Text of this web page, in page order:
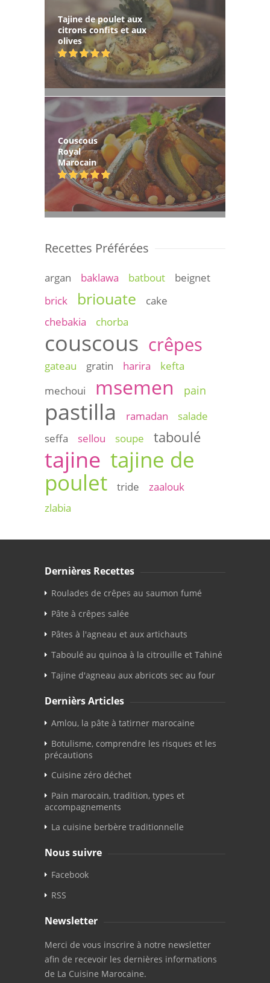
Tajine de poulet aux
citrons confits et aux
olives
Couscous
Royal
Marocain
Recettes Préférées
argan baklawa batbout
beignet
brick
briouate
cake
chebakia
chorba
couscous crêpes
gateau gratin harira
kefta
mechoui
msemen pain
pastilla ramadan
salade
seffa
sellou soupe taboulé
tajine tajine de
poulet
tride
zaalouk
zlabia
Dernières Recettes
Roulades de crêpes au saumon fumé
Pâte à crêpes salée
Pâtes à l'agneau et aux artichauts
Taboulé au quinoa à la citrouille et Tahiné
Tajine d'agneau aux abricots sec au four
Dernièrs Articles
Amlou, la pâte à tatirner marocaine
Botulisme, comprendre les risques et les
précautions
Cuisine zéro déchet
Pain marocain, tradition, types et
accompagnements
La cuisine berbère traditionnelle
Nous suivre
Facebook
RSS
Newsletter
Merci de vous inscrire à notre newsletter
afin de recevoir les dernières informations
de La Cuisine Marocaine.